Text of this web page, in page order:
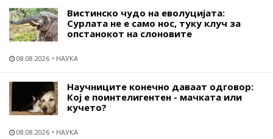
Вистинско чудо на еволуцијата:
Сурлата не е само нос, туку клуч за
опстанокот на слоновите
08.08.2026 НАУКА
Научниците конечно даваат одговор:
Кој е поинтелигентен - мачката или
кучето?
08.08.2026 НАУКА